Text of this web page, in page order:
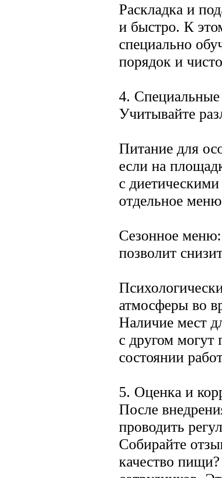
Раскладка и
и быстро. К
специально
порядок и
4. Специальные
Учитывайте
Питание для
если на
с
отдельное
Сезонное меню:
позволит
атмосферы во
Наличие мест
с другом могут
состоянии
5. Оценка и
После
проводить
Собирайте
качество